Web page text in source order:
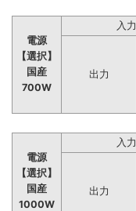
電源
【選択】
国産
700W
入力
出力
電源
【選択】
国産
1000W
入力
出力